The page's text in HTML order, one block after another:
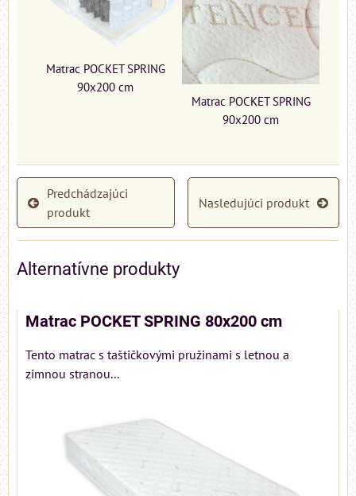
Matrac POCKET SPRING
90x200 cm
Matrac POCKET SPRING
90x200 cm
Predchádzajúci
produkt
Nasledujúci produkt
Alternatívne produkty
Matrac POCKET SPRING 80x200 cm
Tento matrac s taštičkovými pružinami s letnou a
zimnou stranou...